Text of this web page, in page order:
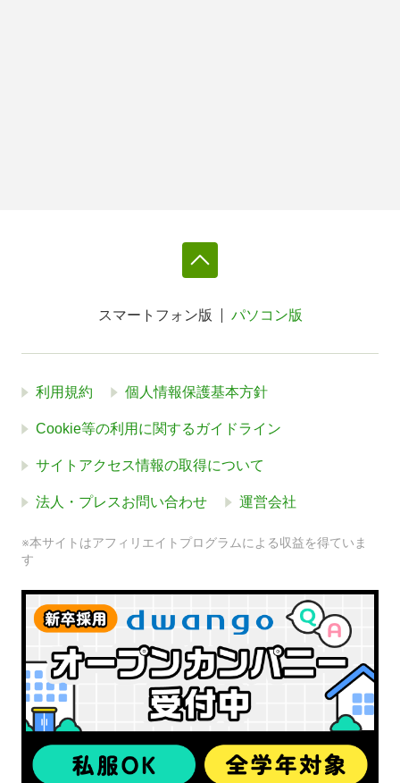
スマートフォン版 パソコン版
利用規約 個人情報保護基本方針
Cookie等の利用に関するガイドライン
サイトアクセス情報の取得について
法人・プレスお問い合わせ 運営会社
※本サイトはアフィリエイトプログラムによる収益を得ていま
す